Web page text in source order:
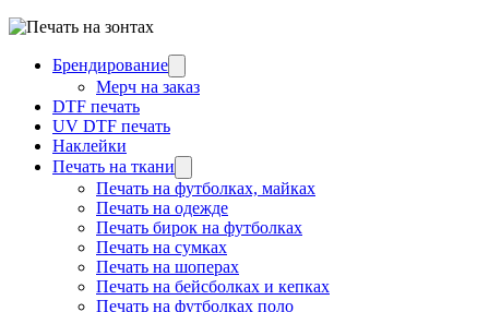
Брендирование
Мерч на заказ
DTF печать
UV DTF печать
Наклейки
Печать на ткани
Печать на футболках, майках
Печать на одежде
Печать бирок на футболках
Печать на сумках
Печать на шоперах
Печать на бейсболках и кепках
Печать на футболках поло